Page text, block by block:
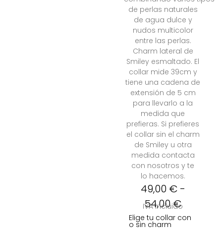
de perlas naturales
de agua dulce y
nudos multicolor
entre las perlas.
Charm lateral de
Smiley esmaltado. El
collar mide 39cm y
tiene una cadena de
extensión de 5 cm
para llevarlo a la
medida que
prefieras. Si prefieres
el collar sin el charm
de Smiley u otra
medida contacta
con nosotros y te
lo hacemos.
49,00 € -
54,00€
IVA incluido
Elige tu collar con
o sin charm